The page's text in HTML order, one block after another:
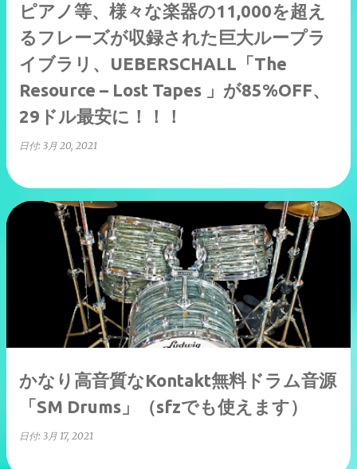
ピアノ等、様々な楽器の11,000を超え
るフレーズが収録された巨大ループラ
イブラリ、UEBERSCHALL「The
Resource – Lost Tapes 」が85%OFF、
29ドル最安に！！！
日付: 3月 20, 2021
かなり高音質なKontakt無料ドラム音源
「SM Drums」（sfzでも使えます）
日付: 3月 17, 2021